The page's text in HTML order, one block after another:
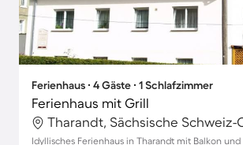
Ferienhaus ∙ 4 Gäste ∙ 1 Schlafzimmer
Ferienhaus mit Grill
Idyllisches Ferienhaus in Tharandt mit Balkon und